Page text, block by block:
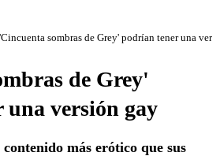
'Cincuenta sombras de Grey' podrían tener una
de Grey'
versión gay
más erótico que sus